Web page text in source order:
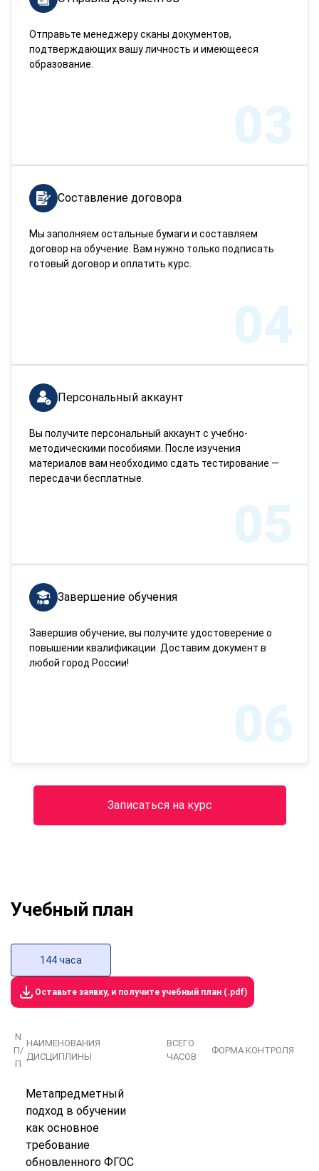
Отправьте менеджеру сканы документов,
подтверждающих вашу личность и имеющееся
образование.
03
Составление договора
Мы заполняем остальные бумаги и составляем
договор на обучение. Вам нужно только подписать
готовый договор и оплатить курс.
04
Персональный аккаунт
Вы получите персональный аккаунт с учебно-
методическими пособиями. После изучения
материалов вам необходимо сдать тестирование —
пересдачи бесплатные.
05
Завершение обучения
Завершив обучение, вы получите удостоверение о
повышении квалификации. Доставим документ в
любой город России!
06
Записаться на курс
Учебный план
144 часа
Оставьте заявку, и получите учебный план (.pdf)
N
П/
П
НАИМЕНОВАНИЯ
ДИСЦИПЛИНЫ
ВСЕГО
ЧАСОВ
ФОРМА КОНТРОЛЯ
Метапредметный
подход в обучении
как основное
требование
обновленного ФГОС